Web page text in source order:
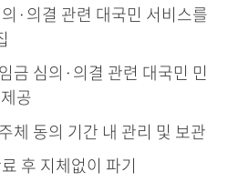
·의결 관련 대국민 서비스를
금 심의·의결 관련 대국민 민
공
체 동의 기간 내 관리 및 보관
후 지체없이 파기